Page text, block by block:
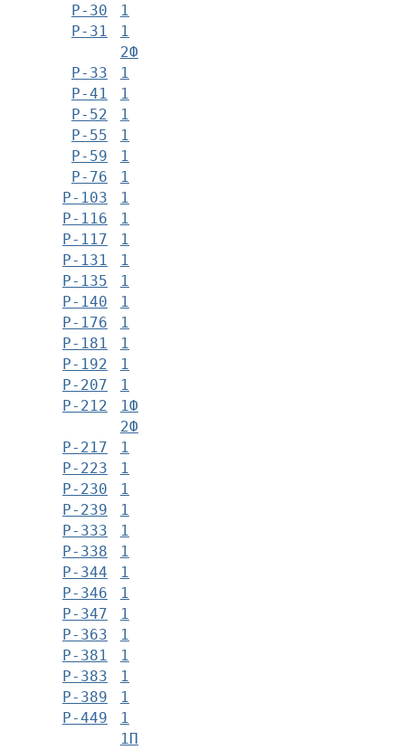
Р-30
1
Р-31
1
2Ф
Р-33
1
Р-41
1
Р-52
1
Р-55
1
Р-59
1
Р-76
1
Р-103
1
Р-116
1
Р-117
1
Р-131
1
Р-135
1
Р-140
1
Р-176
1
Р-181
1
Р-192
1
Р-207
1
Р-212
1Ф
2Ф
Р-217
1
Р-223
1
Р-230
1
Р-239
1
Р-333
1
Р-338
1
Р-344
1
Р-346
1
Р-347
1
Р-363
1
Р-381
1
Р-383
1
Р-389
1
Р-449
1
1П